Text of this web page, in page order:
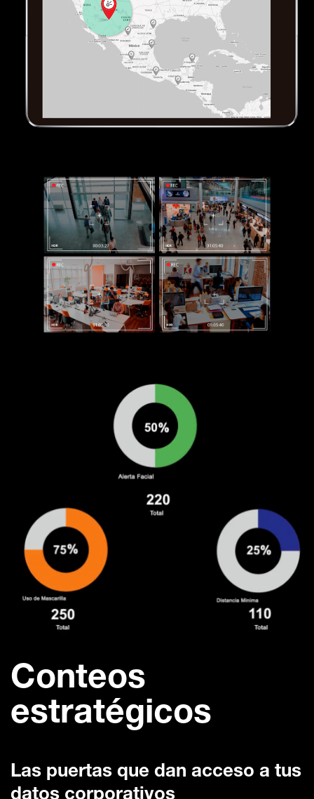
Conteos
estratégicos
Las puertas que dan acceso a tus
datos corporativos